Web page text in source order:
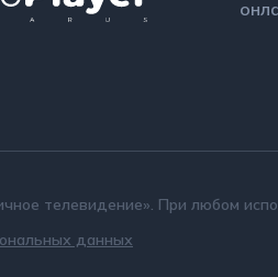
телевидение». При любом
данных